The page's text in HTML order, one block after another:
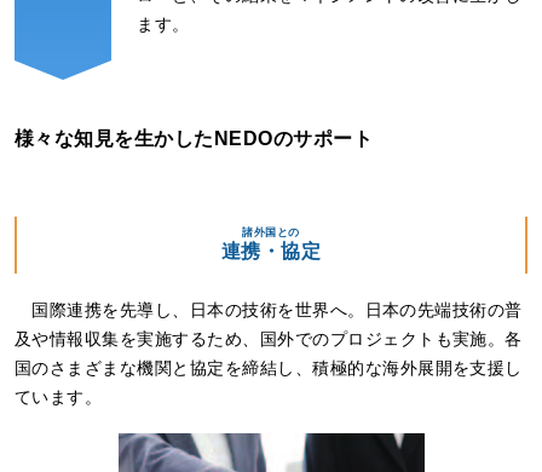
ます。
様々な知見を生かしたNEDOのサポート
諸外国との
連携・協定
国際連携を先導し、日本の技術を世界へ。日本の先端技術の普
及や情報収集を実施するため、国外でのプロジェクトも実施。各
国のさまざまな機関と協定を締結し、積極的な海外展開を支援し
ています。